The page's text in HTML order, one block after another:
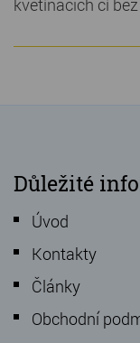
Důležité
Úvod
Kontakty
Články
Obchodní